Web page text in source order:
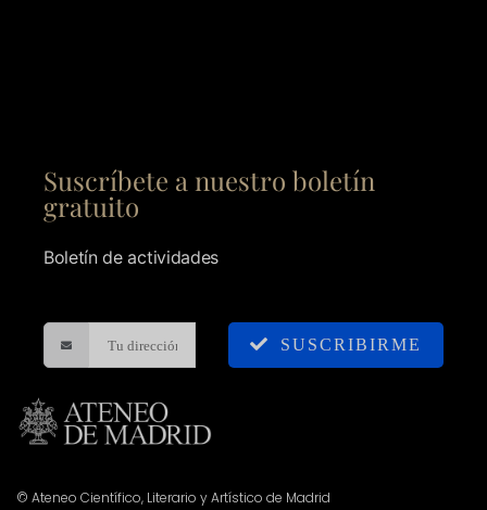
Suscríbete a nuestro boletín
gratuito
Boletín de actividades
SUSCRIBIRME
© Ateneo Científico, Literario y Artístico de Madrid